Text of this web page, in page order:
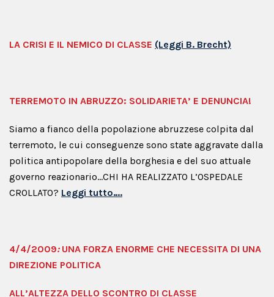
LA CRISI E IL NEMICO DI CLASSE (Leggi B. Brecht)
TERREMOTO IN ABRUZZO: SOLIDARIETA’ E DENUNCIA!
Siamo a fianco della popolazione abruzzese colpita dal
terremoto, le cui conseguenze sono state aggravate dalla
politica antipopolare della borghesia e del suo attuale
governo reazionario…CHI HA REALIZZATO L’OSPEDALE
CROLLATO? Leggi tutto….
4/4/2009: UNA FORZA ENORME CHE NECESSITA DI UNA
DIREZIONE POLITICA
ALL’ALTEZZA DELLO SCONTRO DI CLASSE